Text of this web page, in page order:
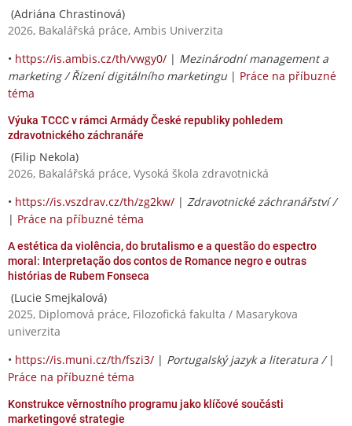
(Adriána Chrastinová)
2026, Bakalářská práce, Ambis Univerzita
• https://is.ambis.cz/th/vwgy0/ | Mezinárodní management a
marketing / Řízení digitálního marketingu | Práce na příbuzné
téma
Výuka TCCC v rámci Armády České republiky pohledem
zdravotnického záchranáře
(Filip Nekola)
2026, Bakalářská práce, Vysoká škola zdravotnická
• https://is.vszdrav.cz/th/zg2kw/ | Zdravotnické záchranářství /
| Práce na příbuzné téma
A estética da violência, do brutalismo e a questão do espectro
moral: Interpretação dos contos de Romance negro e outras
histórias de Rubem Fonseca
(Lucie Smejkalová)
2025, Diplomová práce, Filozofická fakulta / Masarykova
univerzita
• https://is.muni.cz/th/fszi3/ | Portugalský jazyk a literatura / |
Práce na příbuzné téma
Konstrukce věrnostního programu jako klíčové součásti
marketingové strategie